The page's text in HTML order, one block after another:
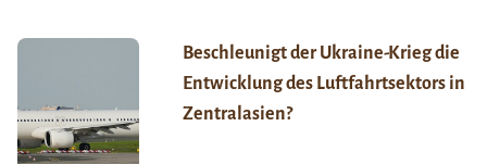
Beschleunigt der Ukraine-Krieg die
Entwicklung des Luftfahrtsektors in
Zentralasien?